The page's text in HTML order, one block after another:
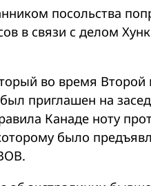
посольства
в связи с делом
во время
приглашен на
Канаде ноту
было